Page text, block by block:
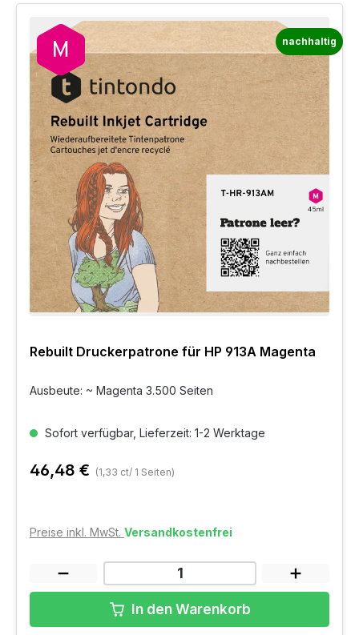
nachhaltig
Rebuilt Druckerpatrone für HP 913A Magenta
Ausbeute: ~ Magenta 3.500 Seiten
Sofort verfügbar, Lieferzeit: 1-2 Werktage
46,48 € (1,33 ct/ 1 Seiten)
Preise inkl. MwSt. Versandkostenfrei
In den Warenkorb